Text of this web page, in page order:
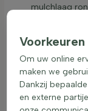
mulchlaag
de eerste
Regelmatig
bomen
laagstam
Voorkeuren
Om uw online
maken we
Dankzij
en externe